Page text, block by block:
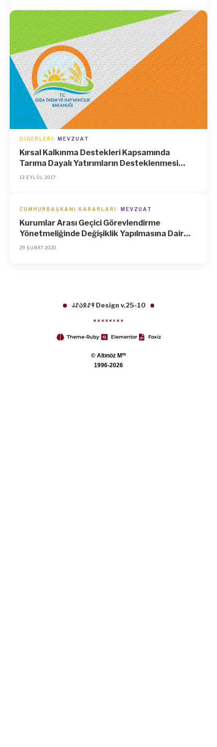
DIĞERLERI MEVZUAT
Kırsal Kalkınma Destekleri Kapsamında
Tarıma Dayalı Yatırımların Desteklenmesi
Hakkında Tebliğ (Tebliğ No: 2017/22)
13 EYLÜL 2017
CUMHURBAŞKANI KARARLARI MEVZUAT
Kurumlar Arası Geçici Görevlendirme
Yönetmeliğinde Değişiklik Yapılmasına Dair
Yönetmelik (Karar Sayısı: 2180)
29 ŞUBAT 2020
𐱁𐰀𐰋𐰉𐰀𐰞 Design v.25-10
Theme-Ruby Elementor Foxiz
© Altınöz M m
1996-2026